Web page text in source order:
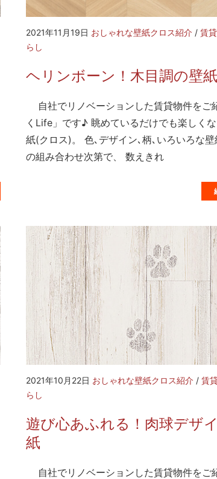
2021年11月19日 おしゃれな壁紙クロス紹介 /賃
らし
ヘリンボーン！木目調の壁
自社でリノベーションした賃貸物件をご
くLife」です♪ 眺めているだけでも楽しく
紙(クロス)。 色､デザイン､柄､いろいろな
の組み合わせ次第で、 数えきれ
2021年10月22日 おしゃれな壁紙クロス紹介 /賃
らし
遊び心あふれる！肉球デザ
紙
自社でリノベーションした賃貸物件をご